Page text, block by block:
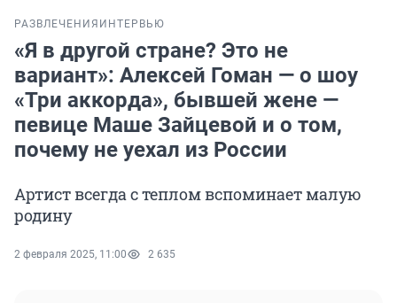
РАЗВЛЕЧЕНИЯ ИНТЕРВЬЮ
«Я в другой стране? Это не
вариант»: Алексей Гоман — о шоу
«Три аккорда», бывшей жене —
певице Маше Зайцевой и о том,
почему не уехал из России
Артист всегда с теплом вспоминает малую
родину
2 февраля 2025, 11:00 2 635